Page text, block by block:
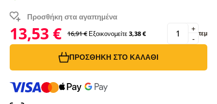
Προσθήκη στα αγαπημένα
13,53 € 16,91 € Εξοικονομείτε3,38 € -
+ τεμ
ΠΡΟΣΘΉΚΗ ΣΤΟ ΚΑΛΆΘΙ